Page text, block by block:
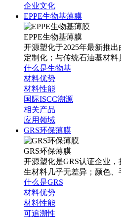
企业文化
EPPE生物基薄膜
EPPE生物基薄膜
开源塑化于2025年最新推
定制化；与传统石油基材
什么是生物基
材料优势
材料性能
国际ISCC溯源
相关产品
应用领域
GRS环保薄膜
GRS环保薄膜
开源塑化是GRS认证企业
生材料几乎无差异；颜色
什么是GRS
材料优势
材料性能
可追溯性